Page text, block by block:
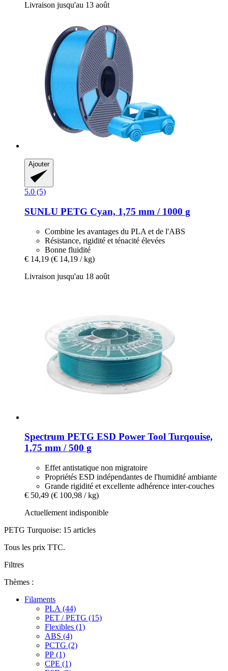
Livraison jusqu'au 13 août
Ajouter
5.0 (5)
SUNLU PETG Cyan, 1,75 mm / 1000 g
Combine les avantages du PLA et de l'ABS
Résistance, rigidité et ténacité élevées
Bonne fluidité
€ 14,19 (€ 14,19 / kg)
Livraison jusqu'au 18 août
Spectrum PETG ESD Power Tool Turqouise,
1,75 mm / 500 g
Effet antistatique non migratoire
Propriétés ESD indépendantes de l'humidité ambiante
Grande rigidité et excellente adhérence inter-couches
€ 50,49 (€ 100,98 / kg)
Actuellement indisponible
PETG Turquoise: 15 articles
Tous les prix TTC.
Filtres
Thèmes :
Filaments
PLA (44)
PET / PETG (15)
Flexibles (1)
ABS (4)
PCTG (2)
PP (1)
CPE (1)